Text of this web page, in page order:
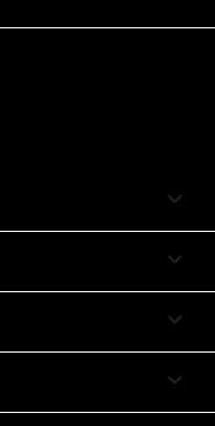



keyboard_arrow_down